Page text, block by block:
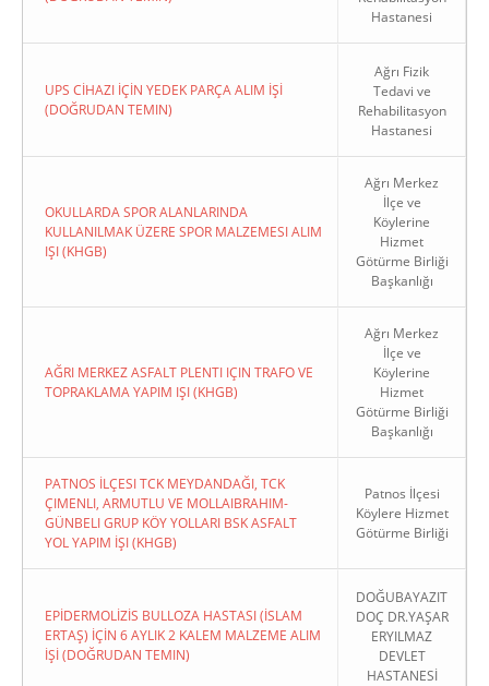
Hastanesi
UPS CİHAZI İÇİN YEDEK PARÇA ALIM İŞİ
(DOĞRUDAN TEMIN)
Ağrı Fizik
Tedavi ve
Rehabilitasyon
Hastanesi
OKULLARDA SPOR ALANLARINDA
KULLANILMAK ÜZERE SPOR MALZEMESI ALIM
IŞI (KHGB)
Ağrı Merkez
İlçe ve
Köylerine
Hizmet
Götürme Birliği
Başkanlığı
AĞRI MERKEZ ASFALT PLENTI IÇIN TRAFO VE
TOPRAKLAMA YAPIM IŞI (KHGB)
Ağrı Merkez
İlçe ve
Köylerine
Hizmet
Götürme Birliği
Başkanlığı
PATNOS İLÇESI TCK MEYDANDAĞI, TCK
ÇIMENLI, ARMUTLU VE MOLLAIBRAHIM-
GÜNBELI GRUP KÖY YOLLARI BSK ASFALT
YOL YAPIM İŞI (KHGB)
Patnos İlçesi
Köylere Hizmet
Götürme Birliği
EPİDERMOLİZİS BULLOZA HASTASI (İSLAM
ERTAŞ) İÇİN 6 AYLIK 2 KALEM MALZEME ALIM
İŞİ (DOĞRUDAN TEMIN)
DOĞUBAYAZIT
DOÇ DR.YAŞAR
ERYILMAZ
DEVLET
HASTANESİ